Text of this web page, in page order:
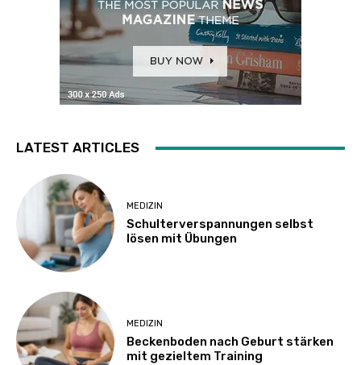
LATEST ARTICLES
MEDIZIN
Schulterverspannungen selbst
lösen mit Übungen
MEDIZIN
Beckenboden nach Geburt stärken
mit gezieltem Training